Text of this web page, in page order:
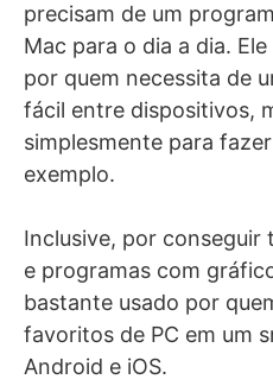
precisam de um
Mac para o dia a dia.
por quem necessita de
fácil entre dispositivos,
simplesmente para
exemplo.
Inclusive, por conseguir
e programas com
bastante usado por
favoritos de PC em um
Android e iOS.